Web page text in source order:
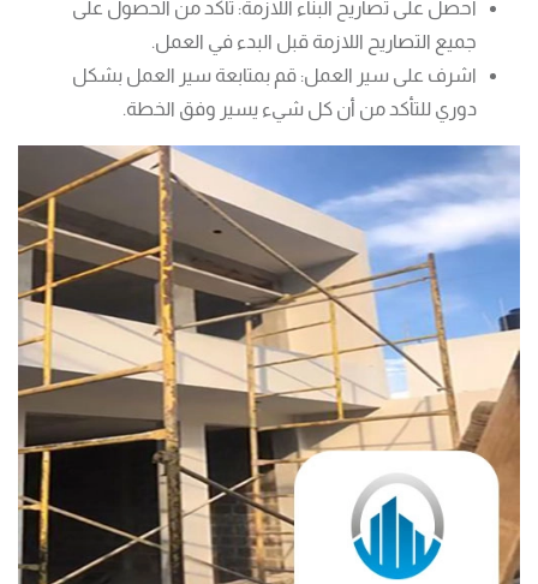
احصل على تصاريح البناء اللازمة: تأكد من الحصول على
جميع التصاريح اللازمة قبل البدء في العمل.
اشرف على سير العمل: قم بمتابعة سير العمل بشكل
دوري للتأكد من أن كل شيء يسير وفق الخطة.